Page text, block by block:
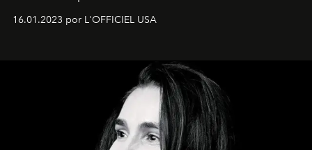
16.01.2023 por L'OFFICIEL USA